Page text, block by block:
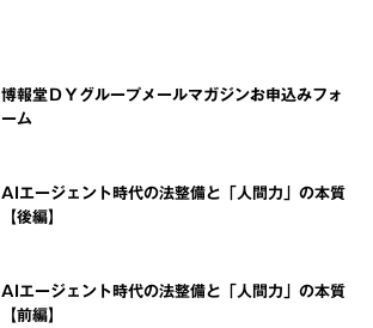
博報堂ＤＹグループメールマガジンお申込みフォ
ーム
AIエージェント時代の法整備と「人間力」の本質
【後編】
AIエージェント時代の法整備と「人間力」の本質
【前編】